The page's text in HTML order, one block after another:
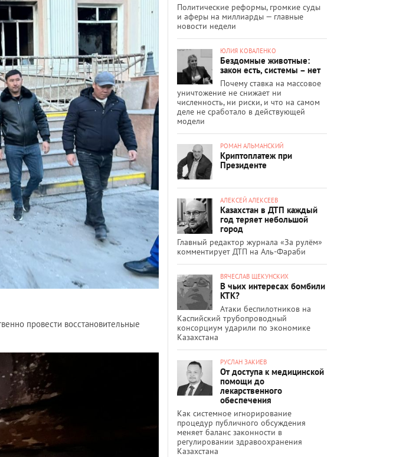
провести восстановительные
Политические реформы, громкие суды
и аферы на миллиарды — главные
новости недели
ЮЛИЯ КОВАЛЕНКО
Бездомные животные:
закон есть, системы – нет
Почему ставка на массовое
уничтожение не снижает ни
численность, ни риски, и что на самом
деле не сработало в действующей
модели
РОМАН АЛЬМАНСКИЙ
Криптоплатеж при
Президенте
АЛЕКСЕЙ АЛЕКСЕЕВ
Казахстан в ДТП каждый
год теряет небольшой
город
Главный редактор журнала «За рулём»
комментирует ДТП на Аль-Фараби
ВЯЧЕСЛАВ ЩЕКУНСКИХ
В чьих интересах бомбили
КТК?
Атаки беспилотников на
Каспийский трубопроводный
консорциум ударили по экономике
Казахстана
РУСЛАН ЗАКИЕВ
От доступа к медицинской
помощи до
лекарственного
обеспечения
Как системное игнорирование
процедур публичного обсуждения
меняет баланс законности в
регулировании здравоохранения
Казахстана